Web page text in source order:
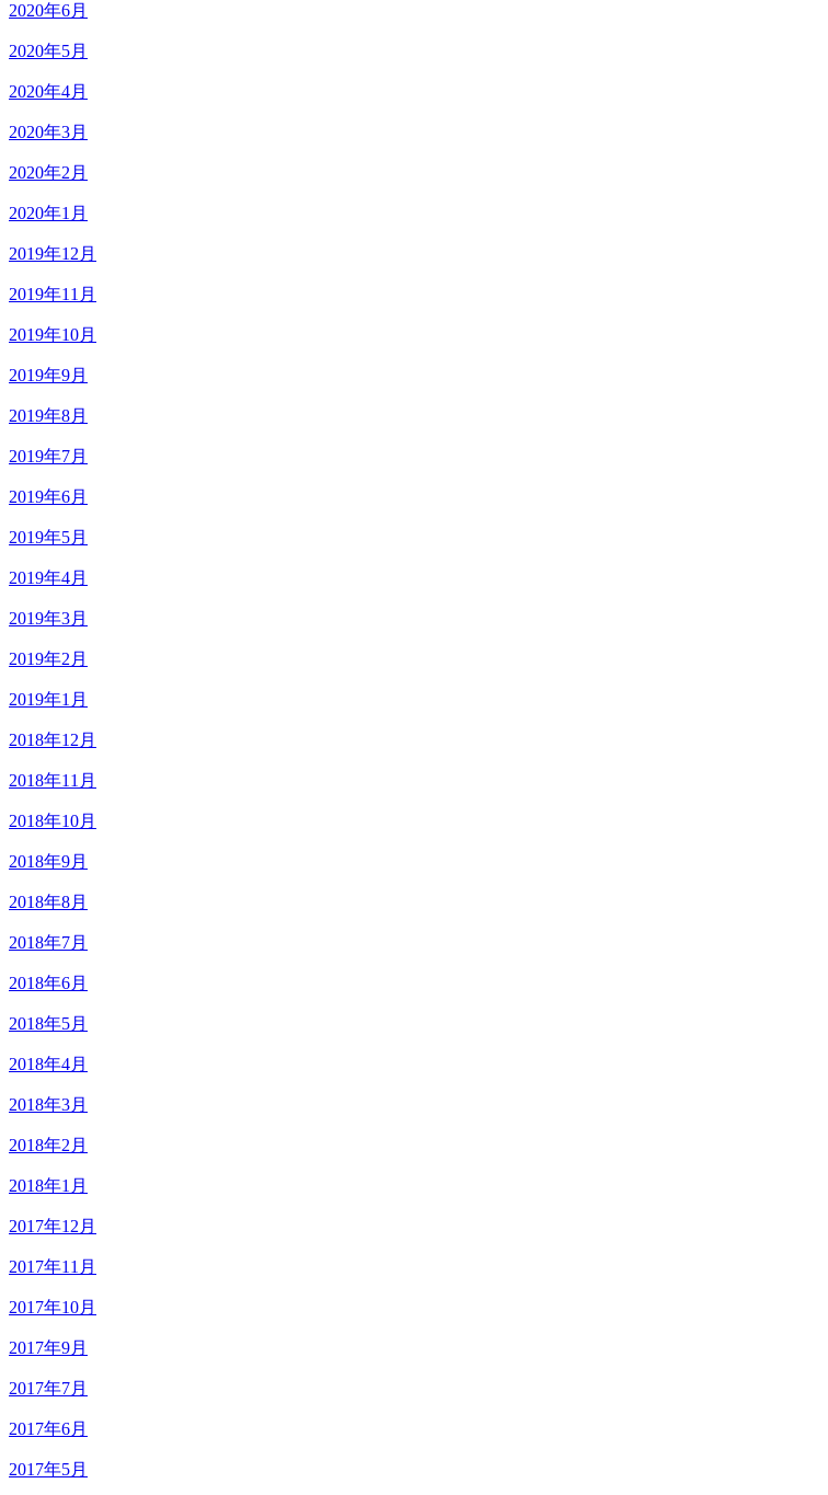
2020年6月
2020年5月
2020年4月
2020年3月
2020年2月
2020年1月
2019年12月
2019年11月
2019年10月
2019年9月
2019年8月
2019年7月
2019年6月
2019年5月
2019年4月
2019年3月
2019年2月
2019年1月
2018年12月
2018年11月
2018年10月
2018年9月
2018年8月
2018年7月
2018年6月
2018年5月
2018年4月
2018年3月
2018年2月
2018年1月
2017年12月
2017年11月
2017年10月
2017年9月
2017年7月
2017年6月
2017年5月